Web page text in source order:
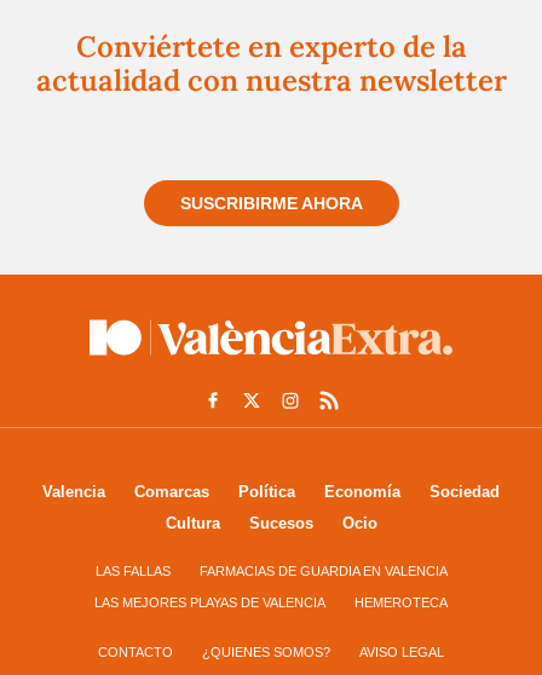
Conviértete en experto de la
actualidad con nuestra newsletter
SUSCRIBIRME AHORA
Valencia Comarcas Política Economía
Sociedad
Cultura
Sucesos Ocio
LAS FALLAS FARMACIAS DE GUARDIA EN VALENCIA
LAS MEJORES PLAYAS DE VALENCIA HEMEROTECA
CONTACTO ¿QUIENES SOMOS? AVISO LEGAL